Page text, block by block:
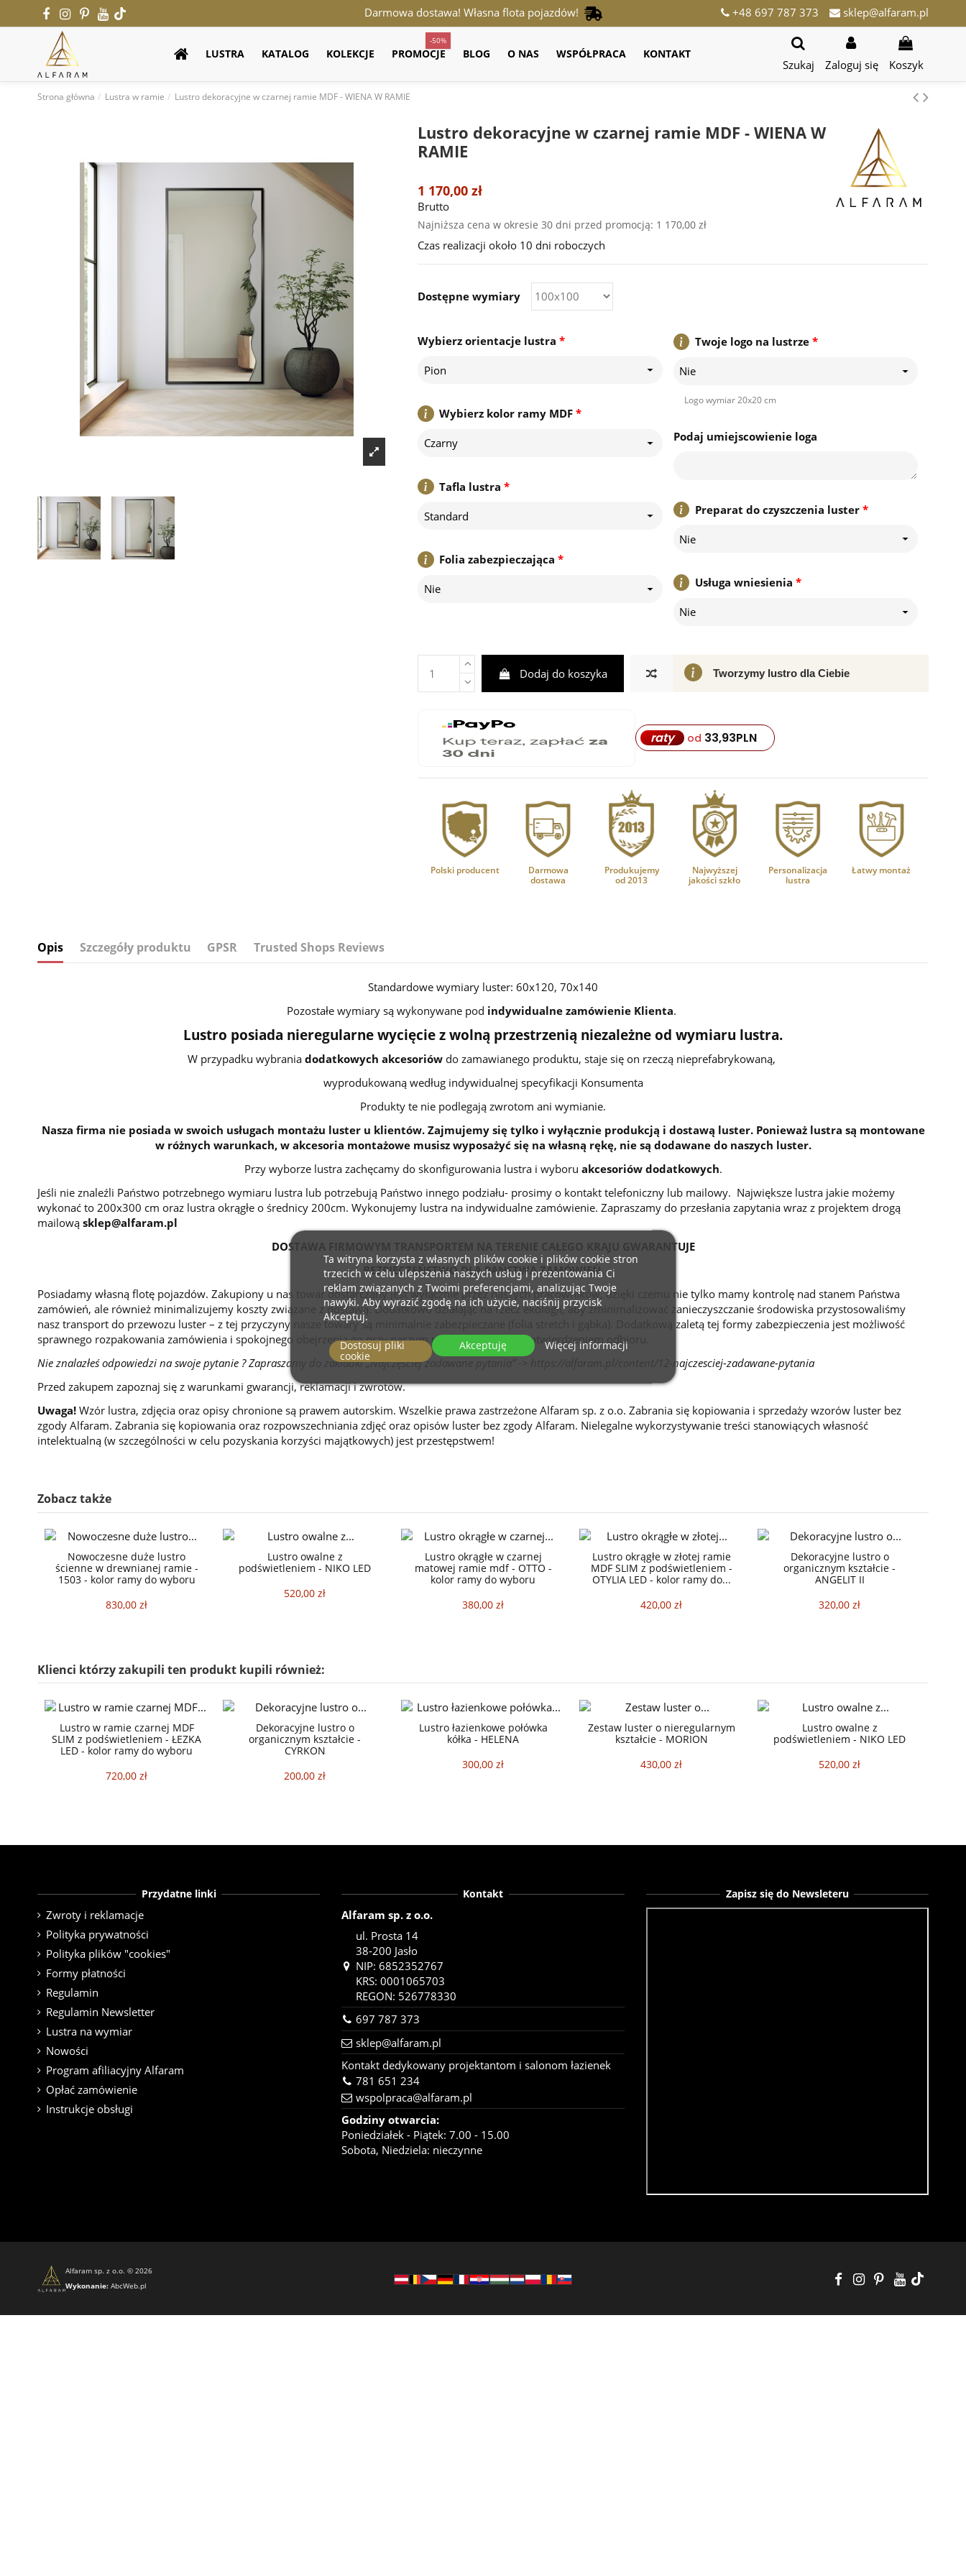
Darmowa dostawa! Własna flota pojazdów! +48 697 787 373 sklep@alfaram.pl
LUSTRA KATALOG KOLEKCJE PROMOCJE
-50%
BLOG O NAS WSPÓŁPRACA KONTAKT
Szukaj Zaloguj się Koszyk
Strona główna Lustra w ramie Lustro dekoracyjne w czarnej ramie MDF - WIENA W RAMIE
Lustro dekoracyjne w czarnej ramie MDF - WIENA W
RAMIE
1 170,00 zł
Brutto
Najniższa cena w okresie 30 dni przed promocją: 1 170,00 zł
Czas realizacji około 10 dni roboczych
*
Wybierz orientacje lustra
Pion
*
Wybierz kolor ramy MDF
Czarny
*
Tafla lustra
Standard
*
Folia zabezpieczająca
Nie
*
Twoje logo na lustrze
Nie
Logo wymiar 20x20 cm
Podaj umiejscowienie loga
*
Preparat do czyszczenia luster
Nie
*
Usługa wniesienia
Nie
Dostępne wymiary
Dodaj do koszyka Tworzymy lustro dla Ciebie
raty od 33,93PLN
Polski producent
Darmowa
dostawa
Produkujemy
od 2013
Najwyższej
jakości szkło
Personalizacja
lustra
Łatwy montaż
Opis Szczegóły produktu GPSR Trusted Shops Reviews
Standardowe wymiary luster: 60x120, 70x140
Pozostałe wymiary są wykonywane pod indywidualne zamówienie Klienta.
Lustro posiada nieregularne wycięcie z wolną przestrzenią niezależne od wymiaru lustra.
W przypadku wybrania dodatkowych akcesoriów do zamawianego produktu, staje się on rzeczą nieprefabrykowaną,
wyprodukowaną według indywidualnej specyfikacji Konsumenta
Produkty te nie podlegają zwrotom ani wymianie.
Nasza firma nie posiada w swoich usługach montażu luster u klientów. Zajmujemy się tylko i wyłącznie produkcją i dostawą luster. Ponieważ lustra są montowane
w różnych warunkach, w akcesoria montażowe musisz wyposażyć się na własną rękę, nie są dodawane do naszych luster.
Przy wyborze lustra zachęcamy do skonfigurowania lustra i wyboru akcesoriów dodatkowych.
Jeśli nie znaleźli Państwo potrzebnego wymiaru lustra lub potrzebują Państwo innego podziału- prosimy o kontakt telefoniczny lub mailowy. Największe lustra jakie możemy
wykonać to 200x300 cm oraz lustra okrągłe o średnicy 200cm. Wykonujemy lustra na indywidualne zamówienie. Zapraszamy do przesłania zapytania wraz z projektem drogą
mailową sklep@alfaram.pl
DOSTAWA FIRMOWYM TRANSPORTEM NA TERENIE CAŁEGO KRAJU GWARANTUJE
BEZPIECZEŃSTWO DLA PAŃSTWA ZAMÓWIEŃ.
Posiadamy własną flotę pojazdów. Zakupiony u nas towar dostarczany jest wyłącznie przez naszych pracowników, dzięki czemu nie tylko mamy kontrolę nad stanem Państwa
zamówień, ale również minimalizujemy koszty związane z dostawą. Dodatkowo działając na rzecz ekologii, aby zminimalizować zanieczyszczanie środowiska przystosowaliśmy
nasz transport do przewozu luster – z tej przyczyny nasze towary są minimalnie zabezpieczane (folia stretch i gąbka). Dodatkową zaletą tej formy zabezpieczenia jest możliwość
sprawnego rozpakowania zamówienia i spokojnego obejrzenia go przy naszym pracowniku przed potwierdzeniem odbioru.
Nie znalazłeś odpowiedzi na swoje pytanie ? Zapraszamy do zakładki „Najczęściej zadawane pytania” -> https://alfaram.pl/content/12-najczesciej-zadawane-pytania
Przed zakupem zapoznaj się z warunkami gwarancji, reklamacji i zwrotów.
Uwaga! Wzór lustra, zdjęcia oraz opisy chronione są prawem autorskim. Wszelkie prawa zastrzeżone Alfaram sp. z o.o. Zabrania się kopiowania i sprzedaży wzorów luster bez
zgody Alfaram. Zabrania się kopiowania oraz rozpowszechniania zdjęć oraz opisów luster bez zgody Alfaram. Nielegalne wykorzystywanie treści stanowiących własność
intelektualną (w szczególności w celu pozyskania korzyści majątkowych) jest przestępstwem!
Zobacz także
Nowoczesne duże lustro
ścienne w drewnianej ramie -
1503 - kolor ramy do wyboru
830,00 zł
Lustro owalne z
podświetleniem - NIKO LED
520,00 zł
Lustro okrągłe w czarnej
matowej ramie mdf - OTTO -
kolor ramy do wyboru
380,00 zł
Lustro okrągłe w złotej ramie
MDF SLIM z podświetleniem -
OTYLIA LED - kolor ramy do...
420,00 zł
Dekoracyjne lustro o
organicznym kształcie -
ANGELIT II
320,00 zł
Klienci którzy zakupili ten produkt kupili również:
Lustro w ramie czarnej MDF
SLIM z podświetleniem - ŁEZKA
LED - kolor ramy do wyboru
720,00 zł
Dekoracyjne lustro o
organicznym kształcie -
CYRKON
200,00 zł
Lustro łazienkowe połówka
kółka - HELENA
300,00 zł
Zestaw luster o nieregularnym
kształcie - MORION
430,00 zł
Lustro owalne z
podświetleniem - NIKO LED
520,00 zł
Przydatne linki
Zwroty i reklamacje
Polityka prywatności
Polityka plików "cookies"
Formy płatności
Regulamin
Regulamin Newsletter
Lustra na wymiar
Nowości
Program afiliacyjny Alfaram
Opłać zamówienie
Instrukcje obsługi
Kontakt
Alfaram sp. z o.o.
ul. Prosta 14
38-200 Jasło
NIP: 6852352767
KRS: 0001065703
REGON: 526778330
697 787 373
sklep@alfaram.pl
Kontakt dedykowany projektantom i salonom łazienek
781 651 234
wspolpraca@alfaram.pl
Godziny otwarcia:
Poniedziałek - Piątek: 7.00 - 15.00
Sobota, Niedziela: nieczynne
Zapisz się do Newsleteru
Ta witryna korzysta z własnych plików cookie i plików cookie stron
trzecich w celu ulepszenia naszych usług i prezentowania Ci
reklam związanych z Twoimi preferencjami, analizując Twoje
nawyki. Aby wyrazić zgodę na ich użycie, naciśnij przycisk
Akceptuj.
Więcej informacji
Dostosuj pliki
cookie
Akceptuję
Alfaram sp. z o.o. © 2026
Wykonanie: AbcWeb.pl